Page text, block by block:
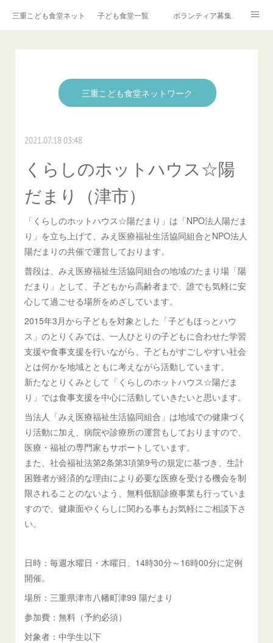
三重こども食堂ネットワーク子ども食堂一覧 ボランティア募集
三重こども食堂ネットワーク
2021.07.18 03:48
くらしのホットハウス☆陽
だまり（津市）
「くらしのホットハウス☆陽だまり」は「NPO法人陽だま
り」を立ち上げて、みえ医療福祉生活協同組合とNPO法人
陽だまりの共催で運営しております。
普段は、みえ医療福祉生活協同組合の地域のたまり場「陽
だまり」として、子どもから高齢者まで、誰でも気軽に安
心して過ごせる場所をめざしています。
2015年3月から子どもを対象とした「子どもほっとハウ
ス」のとりくみでは、一人ひとりの子どもに合わせた学習
支援や食事支援を行いながら、子どもがすごしやすい社会
とは何かを地域とともに考えながら活動しています。
新たなとりくみとして「くらしのホットハウス☆陽だま
り」では食事支援を中心に活動していきたいと思います。
当法人「みえ医療福祉生活協同組合」は地域での健康づく
り活動に加え、病院や診療所の運営もしておりますので、
医療・福祉の専門家もサポートしています。
また、社会福祉法第2条第3項第9号の規定に基づき、生計
困難者が経済的な理由により必要な医療を受ける機会を制
限されることのないよう、無料低額診療事業も行っていま
すので、健康面やくらしに関わる事もお気軽にご相談下さ
い。
日時：毎週水曜日・木曜日、14時30分～16時00分に定例
開催。
場所：三重県津市八幡町津99 陽だまり
参加費：無料（予約必須）
対象者：中学生以下